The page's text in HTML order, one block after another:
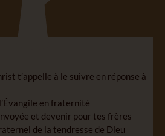
t’appelle à le suivre en réponse à
en fraternité
et devenir pour tes frères
de la tendresse de Dieu